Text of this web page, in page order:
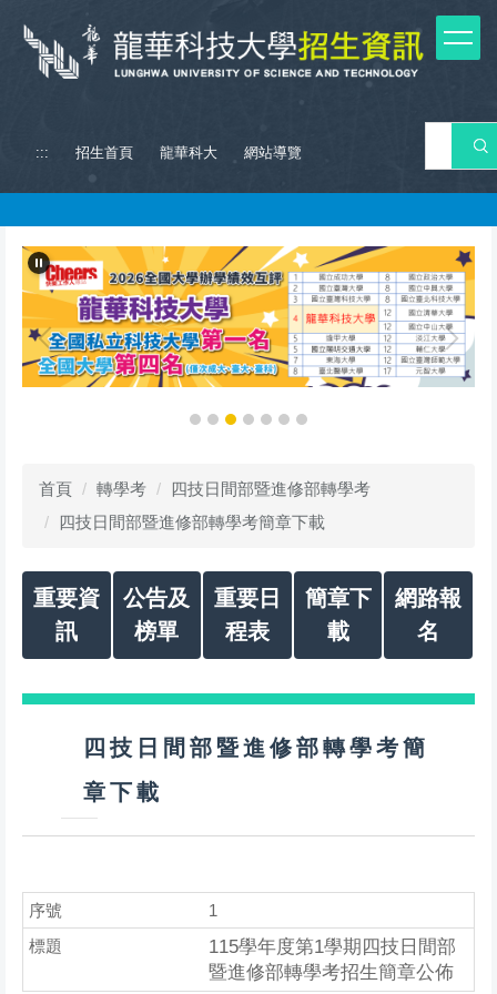
到
::: 招生首頁 龍華科大 網站導覽 搜 尋
首頁 轉學考
四技日間部暨進修部轉學考
四技日間部暨進修部轉學考簡章下載
重要資
訊
公告及
榜單
重要日
程表
簡章下
載
網路報
名
四技日間部暨進修部轉學考簡
章下載
1
115學年度第1學期四技日間部
暨進修部轉學考招生簡章公佈